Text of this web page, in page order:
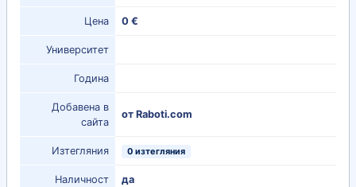
Цена 0 €
Университет
Година
Добавена в
сайта
от Raboti.com
Изтегляния 0 изтегляния
Наличност да